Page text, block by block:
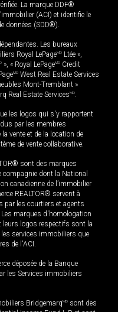
La marque DDF®
(ACI) et identifie le
données (SDD®).
Les bureaux
Royal LePageMD Ltée »,
», « Royal LePageMD Credit
MD West Real Estate Services
Mont-Tremblant »
Real Estate ServicesMD.
les logos qui s'y rapportent
par les membres
vente et de la location de
de vente collaborative.
sont des marques
compagnie dont la National
canadienne de l’immobilier
REALTOR® servent à
les courtiers et agents
marques d'homologation
leurs logos respectifs sont la
les services immobiliers que
de l'ACI.
déposée de la Banque
les Services immobiliers
BridgemarqMD sont des